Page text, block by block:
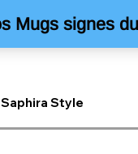
Saphira Style